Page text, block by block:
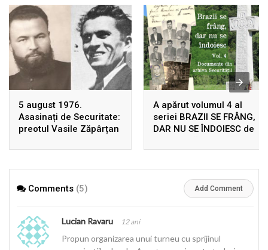
5 august 1976.
Asasinați de Securitate:
preotul Vasile Zăpârțan
uciși, în Germania, prin
A apărut volumul 4 al
seriei BRAZII SE FRÂNG,
DAR NU SE ÎNDOIESC de
după 22 de ani de la
din Munții Făgărașului în
arhivele Securității
Comments (5) Add Comment
Lucian Ravaru 12 ani
Propun organizarea unui turneu cu sprijinul